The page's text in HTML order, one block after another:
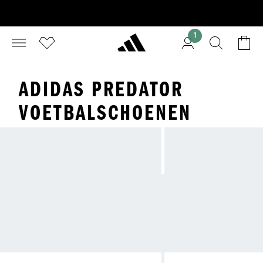
1
ADIDAS PREDATOR
VOETBALSCHOENEN